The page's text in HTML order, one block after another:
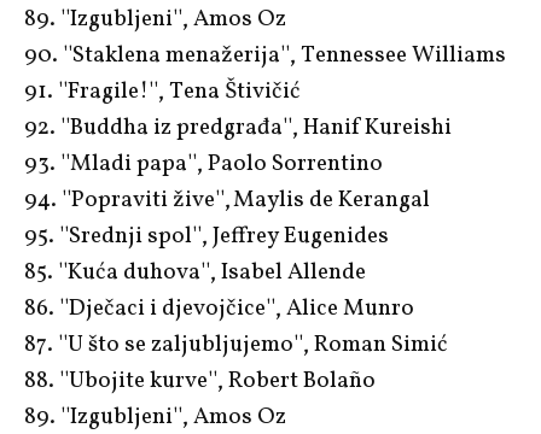
89. ''Izgubljeni'', Amos Oz
90. ''Staklena menažerija'', Tennessee Williams
91. ''Fragile!'', Tena Štivičić
92. ''Buddha iz predgrađa'', Hanif Kureishi
93. ''Mladi papa'', Paolo Sorrentino
94. ''Popraviti žive'', Maylis de Kerangal
95. ''Srednji spol'', Jeffrey Eugenides
85. ''Kuća duhova'', Isabel Allende
86. ''Dječaci i djevojčice'', Alice Munro
87. ''U što se zaljubljujemo'', Roman Simić
88. ''Ubojite kurve'', Robert Bolaño
89. ''Izgubljeni'', Amos Oz